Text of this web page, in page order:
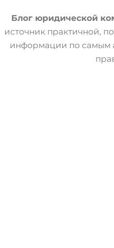
Блог юридической
источник практичной,
информации по самым